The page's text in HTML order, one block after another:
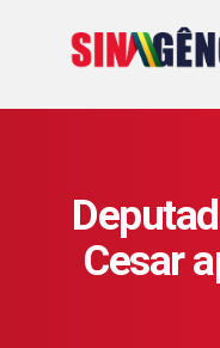
Cesar